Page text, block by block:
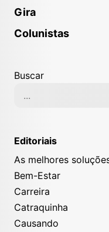
Gira
Colunistas
Buscar
Editoriais
As melhores
Bem-Estar
Carreira
Catraquinha
Causando